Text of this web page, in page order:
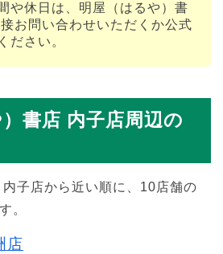
や休日は、明屋（はるや）書
お問い合わせいただくか公式
ださい。
書店 内子店周辺の
子店から近い順に、10店舗の
。
店